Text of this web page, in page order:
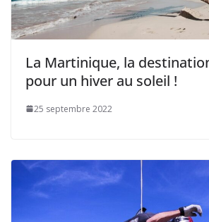
La Martinique, la
pour un hiver au soleil !
25 septembre 2022